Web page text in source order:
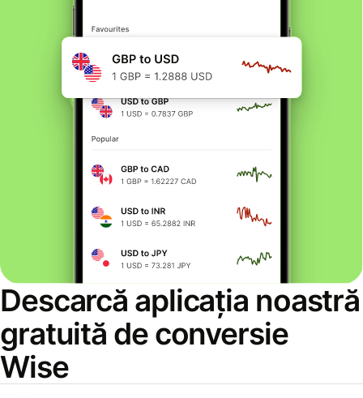
Descarcă aplicația noastră
gratuită de conversie
Wise